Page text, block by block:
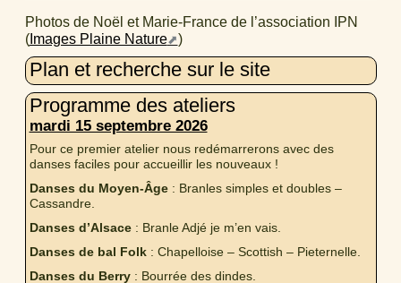
Photos de Noël et Marie-France de l’association IPN
(Images Plaine Nature )
Plan et recherche sur le site
Programme des ateliers
mardi 15 septembre 2026
Pour ce premier atelier nous redémarrerons avec des
danses faciles pour accueillir les nouveaux !
Danses du Moyen-Âge: Branles simples et doubles –
Cassandre.
Danses d’Alsace: Branle Adjé je m’en vais.
Danses de bal Folk: Chapelloise – Scottish – Pieternelle.
Danses du Berry: Bourrée des dindes.